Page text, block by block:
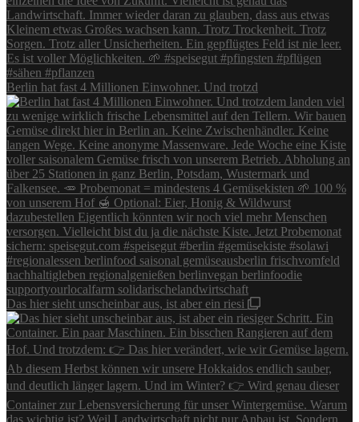
Berlin hat fast 4 Millionen Einwohner. Und trotzd
Das hier sieht unscheinbar aus, ist aber ein riesi